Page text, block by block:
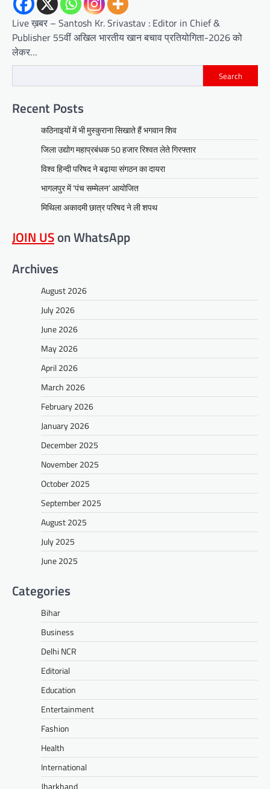
Live ख़बर – Santosh Kr. Srivastav : Editor in Chief &
Publisher 55वीं अखिल भारतीय खान बचाव प्रतियोगिता-2026 को
लेकर…
Search
Recent Posts
कठिनाइयों में भी मुस्कुराना सिखाते हैं भगवान शिव
जिला उद्योग महाप्रबंधक 50 हजार रिश्वत लेते गिरफ्तार
विश्व हिन्दी परिषद ने बढ़ाया संगठन का दायरा
भागलपुर में ‘पंच सम्मेलन’ आयोजित
मिथिला अकादमी छात्र परिषद ने ली शपथ
JOIN USon WhatsApp
Archives
August 2026
July 2026
June 2026
May 2026
April 2026
March 2026
February 2026
January 2026
December 2025
November 2025
October 2025
September 2025
August 2025
July 2025
June 2025
Categories
Bihar
Business
Delhi NCR
Editorial
Education
Entertainment
Fashion
Health
International
Jharkhand